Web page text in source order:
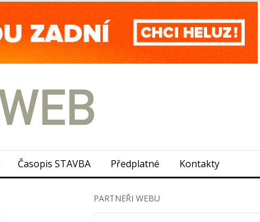
Časopis STAVBA Předplatné Kontakty
PARTNEŘI WEBU